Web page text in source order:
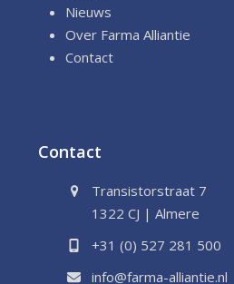
Nieuws
Over Farma Alliantie
Contact
Contact
Transistorstraat 7
1322 CJ | Almere
+31 (0) 527 281 500
info@farma-alliantie.nl